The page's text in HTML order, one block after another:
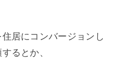
居にコンバージョンし
るとか、